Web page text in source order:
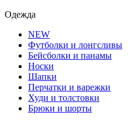
Одежда
NEW
Футболки и лонгсливы
Бейсболки и панамы
Носки
Шапки
Перчатки и варежки
Худи и толстовки
Брюки и шорты